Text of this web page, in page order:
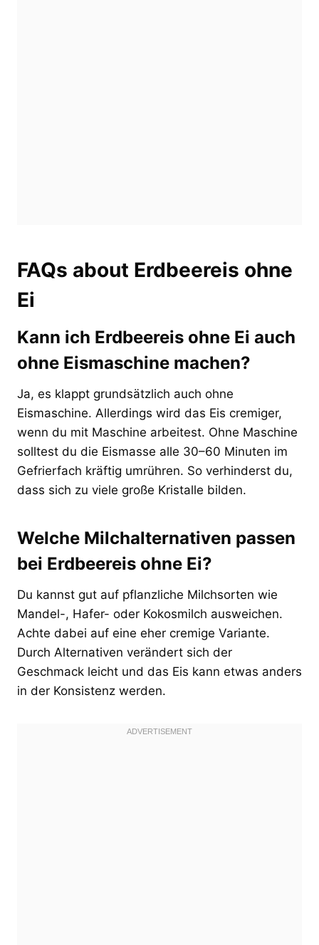
FAQs about Erdbeereis ohne
Ei
Kann ich Erdbeereis ohne Ei auch
ohne Eismaschine machen?
Ja, es klappt grundsätzlich auch ohne
Eismaschine. Allerdings wird das Eis cremiger,
wenn du mit Maschine arbeitest. Ohne Maschine
solltest du die Eismasse alle 30–60 Minuten im
Gefrierfach kräftig umrühren. So verhinderst du,
dass sich zu viele große Kristalle bilden.
Welche Milchalternativen passen
bei Erdbeereis ohne Ei?
Du kannst gut auf pflanzliche Milchsorten wie
Mandel-, Hafer- oder Kokosmilch ausweichen.
Achte dabei auf eine eher cremige Variante.
Durch Alternativen verändert sich der
Geschmack leicht und das Eis kann etwas anders
in der Konsistenz werden.